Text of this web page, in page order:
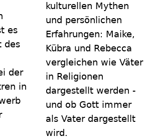
es
des
der
in
kulturellen Mythen
und persönlichen
Erfahrungen: Maike,
Kübra und Rebecca
vergleichen wie Väter
in Religionen
dargestellt werden -
und ob Gott immer
als Vater dargestellt
wird.